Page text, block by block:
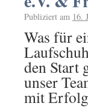
Publiziert am 16.
Was für
den Start
unser
mit